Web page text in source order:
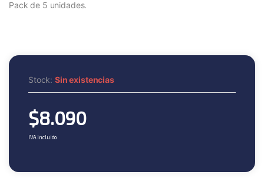
Pack de 5 unidades.
Stock:Sin existencias
$8.090
IVA Incluido